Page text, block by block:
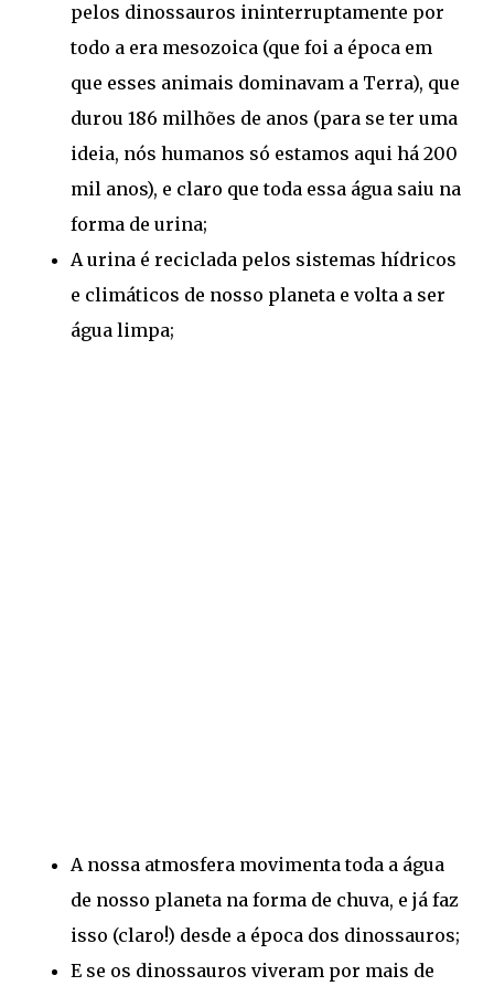
pelos dinossauros ininterruptamente por
todo a era mesozoica (que foi a época em
que esses animais dominavam a Terra), que
durou 186 milhões de anos (para se ter uma
ideia, nós humanos só estamos aqui há 200
mil anos), e claro que toda essa água saiu na
forma de urina;
A urina é reciclada pelos sistemas hídricos
e climáticos de nosso planeta e volta a ser
água limpa;
A nossa atmosfera movimenta toda a água
de nosso planeta na forma de chuva, e já faz
isso (claro!) desde a época dos dinossauros;
E se os dinossauros viveram por mais de